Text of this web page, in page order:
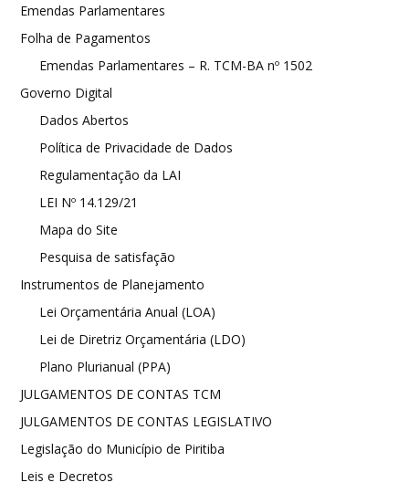
Emendas Parlamentares
Folha de Pagamentos
Emendas Parlamentares – R. TCM-BA nº 1502
Governo Digital
Dados Abertos
Política de Privacidade de Dados
Regulamentação da LAI
LEI Nº 14.129/21
Mapa do Site
Pesquisa de satisfação
Instrumentos de Planejamento
Lei Orçamentária Anual (LOA)
Lei de Diretriz Orçamentária (LDO)
Plano Plurianual (PPA)
JULGAMENTOS DE CONTAS TCM
JULGAMENTOS DE CONTAS LEGISLATIVO
Legislação do Município de Piritiba
Leis e Decretos